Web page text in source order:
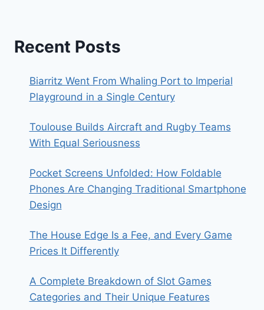
Recent Posts
Biarritz Went From Whaling Port to Imperial
Playground in a Single Century
Toulouse Builds Aircraft and Rugby Teams
With Equal Seriousness
Pocket Screens Unfolded: How Foldable
Phones Are Changing Traditional Smartphone
Design
The House Edge Is a Fee, and Every Game
Prices It Differently
A Complete Breakdown of Slot Games
Categories and Their Unique Features